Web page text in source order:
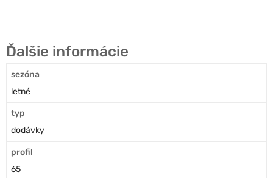
Ďalšie informácie
sezóna
letné
typ
dodávky
profil
65